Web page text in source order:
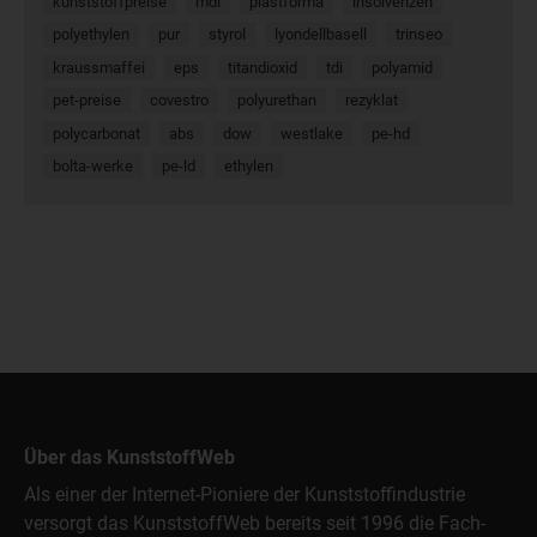
polyethylen
pur styrol lyondellbasell
trinseo
kraussmaffei
eps titandioxid tdi
polyamid
pet-preise
covestro polyurethan
rezyklat
polycarbonat
abs dow westlake
pe-hd
bolta-werke
pe-ld ethylen
Über das KunststoffWeb
Als einer der Internet-Pioniere der Kunststoffindustrie
versorgt das KunststoffWeb bereits seit 1996 die Fach-